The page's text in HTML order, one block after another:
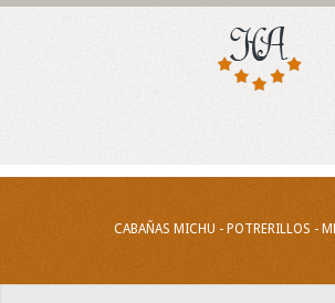
CABAÑAS MICHU - POTRERILLOS -